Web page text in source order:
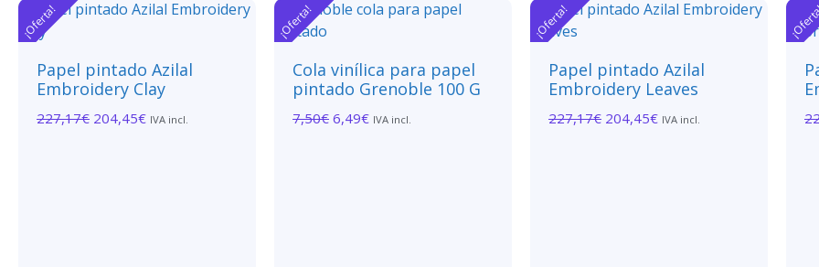
¡Oferta!
Papel pintado Azilal
Embroidery Clay
227,17€ 204,45€ IVA incl.
¡Oferta!
Cola vinílica para papel
pintado Grenoble 100 G
7,50€ 6,49€ IVA incl.
¡Oferta!
Papel pintado Azilal
Embroidery Leaves
227,17€ 204,45€ IVA incl.